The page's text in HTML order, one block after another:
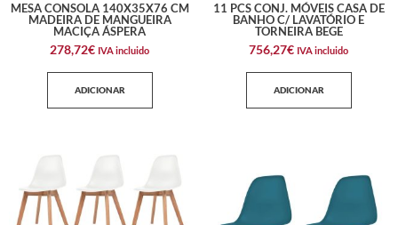
MESA CONSOLA 140X35X76 CM
MADEIRA DE MANGUEIRA
MACIÇA ÁSPERA
278,72€ IVA incluido
ADICIONAR
11 PCS CONJ. MÓVEIS CASA DE
BANHO C/ LAVATÓRIO E
TORNEIRA BEGE
756,27€ IVA incluido
ADICIONAR